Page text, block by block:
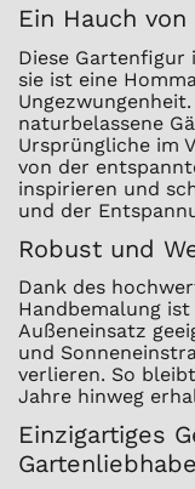
Ein Hauch
Diese
sie ist eine
naturbelassene
Ursprüngliche im
von der
inspirieren und
und der
Robust und
Dank des
Handbemalung
Außeneinsatz
und
verlieren. So
Jahre hinweg
Einzigartiges